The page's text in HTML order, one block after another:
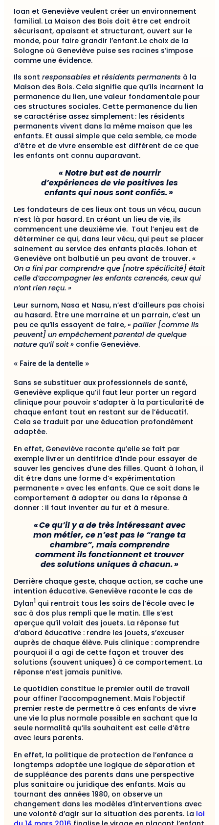
Ioan et Geneviève veulent créer un environnement
familial. La Maison des Bois doit être cet endroit
sécurisant, apaisant et structurant, ouvert sur le
monde, pour faire grandir l’enfant. Le choix de la
Sologne où Geneviève puise ses racines s’impose
comme une évidence.
Ils sont responsables et résidents permanents à la
Maison des Bois. Cela signifie que qu’ils incarnent la
permanence du lien, une valeur fondamentale pour
ces structures sociales. Cette permanence du lien
se caractérise assez simplement : les résidents
permanents vivent dans la même maison que les
enfants. Et aussi simple que cela semble, ce mode
d’être et de vivre ensemble est différent de ce que
les enfants ont connu auparavant.
« Notre but est de nourrir
d’expériences de vie positives les
enfants qui nous sont confiés. »
Les fondateurs de ces lieux ont tous un vécu, aucun
n’est là par hasard. En créant un lieu de vie, ils
commencent une deuxième vie. Tout l’enjeu est de
déterminer ce qui, dans leur vécu, qui peut se placer
sainement au service des enfants placés. Iohan et
Geneviève ont balbutié un peu avant de trouver. «
On a fini par comprendre que [notre spécificité] était
celle d’accompagner les enfants carencés, ceux qui
n’ont rien reçu. »
Leur surnom, Nasa et Nasu, n’est d’ailleurs pas choisi
au hasard. Être une marraine et un parrain, c’est un
peu ce qu’ils essayent de faire, « pallier [comme ils
peuvent] un empêchement parental de quelque
nature qu’il soit » confie Geneviève.
« Faire de la dentelle »
Sans se substituer aux professionnels de santé,
Geneviève explique qu’il faut leur porter un regard
clinique pour pouvoir s’adapter à la particularité de
chaque enfant tout en restant sur de l’éducatif.
Cela se traduit par une éducation profondément
adaptée.
En effet, Geneviève raconte qu’elle se fait par
exemple livrer un dentifrice d’Inde pour essayer de
sauver les gencives d’une des filles. Quant à Iohan, il
dit être dans une forme d’« expérimentation
permanente » avec les enfants. Que ce soit dans le
comportement à adopter ou dans la réponse à
donner : il faut inventer au fur et à mesure.
« Ce qu’il y a de très intéressant avec
mon métier, ce n’est pas le “range ta
chambre”, mais comprendre
comment ils fonctionnent et trouver
des solutions uniques à chacun. »
Derrière chaque geste, chaque action, se cache une
intention éducative. Geneviève raconte le cas de
Dylan1 qui rentrait tous les soirs de l’école avec le
sac à dos plus rempli que le matin. Elle s’est
aperçue qu’il volait des jouets. La réponse fut
d’abord éducative : rendre les jouets, s’excuser
auprès de chaque élève. Puis clinique : comprendre
pourquoi il a agi de cette façon et trouver des
solutions (souvent uniques) à ce comportement. La
réponse n’est jamais punitive.
Le quotidien constitue le premier outil de travail
pour affiner l’accompagnement. Mais l’objectif
premier reste de permettre à ces enfants de vivre
une vie la plus normale possible en sachant que la
seule normalité qu’ils souhaitent est celle d’être
avec leurs parents.
En effet, la politique de protection de l’enfance a
longtemps adoptée une logique de séparation et
de suppléance des parents dans une perspective
plus sanitaire ou juridique des enfants. Mais au
tournant des années 1980, on observe un
changement dans les modèles d’interventions avec
une volonté d’agir sur la situation des parents. La loi